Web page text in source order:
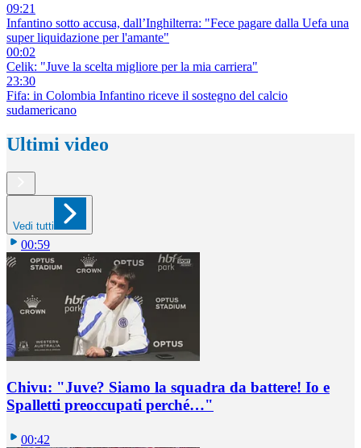
09:21
Infantino sotto accusa, dall’Inghilterra: "Fece pagare dalla Uefa una
super liquidazione per l'amante"
00:02
Celik: "Juve la scelta migliore per la mia carriera"
23:30
Fifa: in Colombia Infantino riceve il sostegno del calcio
sudamericano
Ultimi video
Vedi tutti
00:59
Chivu: "Juve? Siamo la squadra da battere! Io e
Spalletti preoccupati perché…"
00:42